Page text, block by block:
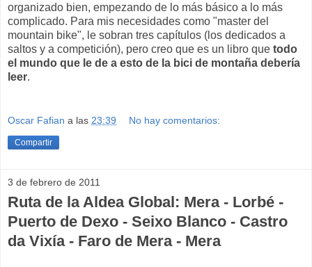
organizado bien, empezando de lo más básico a lo más
complicado. Para mis necesidades como "master del
mountain bike", le sobran tres capítulos (los dedicados a
saltos y a competición), pero creo que es un libro que todo
el mundo que le de a esto de la bici de montaña debería
leer.
Oscar Fafian a las 23:39 No hay comentarios:
Compartir
3 de febrero de 2011
Ruta de la Aldea Global: Mera - Lorbé -
Puerto de Dexo - Seixo Blanco - Castro
da Vixía - Faro de Mera - Mera